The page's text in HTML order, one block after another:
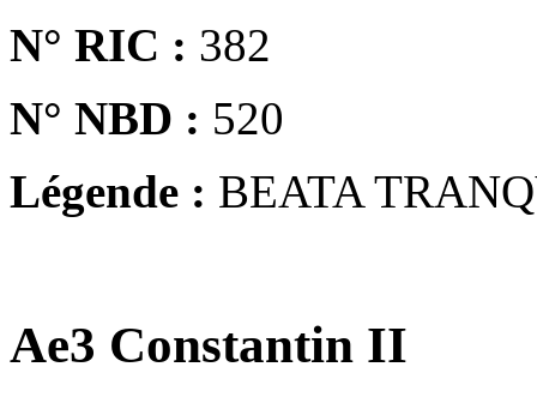
N° RIC : 382
N° NBD : 520
Légende : BEATA
Ae3 Constantin II